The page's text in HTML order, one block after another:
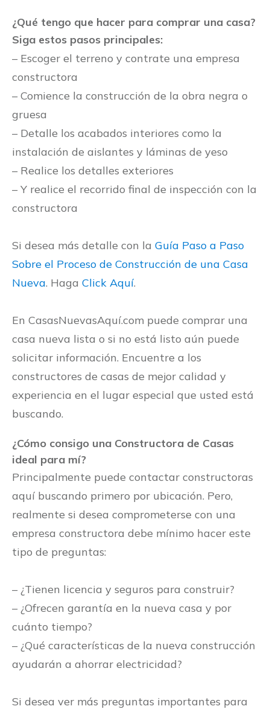
¿Qué tengo que hacer para comprar una casa?
Siga estos pasos principales:
– Escoger el terreno y contrate una empresa
constructora
– Comience la construcción de la obra negra o
gruesa
– Detalle los acabados interiores como la
instalación de aislantes y láminas de yeso
– Realice los detalles exteriores
– Y realice el recorrido final de inspección con la
constructora
Si desea más detalle con la Guía Paso a Paso
Sobre el Proceso de Construcción de una Casa
Nueva. Haga Click Aquí.
En CasasNuevasAquí.com puede comprar una
casa nueva lista o si no está listo aún puede
solicitar información. Encuentre a los
constructores de casas de mejor calidad y
experiencia en el lugar especial que usted está
buscando.
¿Cómo consigo una Constructora de Casas
ideal para mí?
Principalmente puede contactar constructoras
aquí buscando primero por ubicación. Pero,
realmente si desea comprometerse con una
empresa constructora debe mínimo hacer este
tipo de preguntas:
– ¿Tienen licencia y seguros para construir?
– ¿Ofrecen garantía en la nueva casa y por
cuánto tiempo?
– ¿Qué características de la nueva construcción
ayudarán a ahorrar electricidad?
Si desea ver más preguntas importantes para